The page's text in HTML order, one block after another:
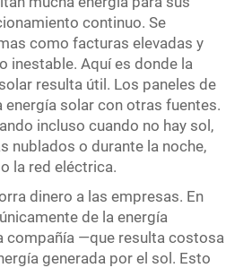
continuo. Se
como facturas elevadas y
inestable. Aquí es donde la
resulta útil. Los paneles de
energía solar con otras fuentes.
incluso cuando no hay sol,
nublados o durante la noche,
la red eléctrica.
dinero a las empresas. En
de la energía
compañía —que resulta costosa
generada por el sol. Esto